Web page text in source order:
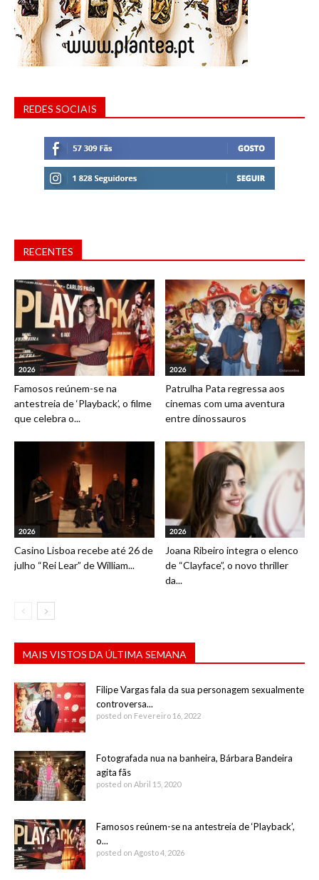
REDES SOCIAIS
RECENTES
2026
Famosos reúnem-se na
antestreia de ‘Playback’, o filme
que celebra o...
2026
Patrulha Pata regressa aos
cinemas com uma aventura
entre dinossauros
2026
Casino Lisboa recebe até 26 de
julho “Rei Lear” de William...
2026
Joana Ribeiro integra o elenco
de “Clayface”, o novo thriller
da...
MAIS VISTOS DA ÚLTIMA SEMANA
Filipe Vargas fala da sua personagem sexualmente
controversa...
posted on Fevereiro 16, 2022
Fotografada nua na banheira, Bárbara Bandeira
agita fãs
posted on Abril 15, 2020
Famosos reúnem-se na antestreia de ‘Playback’,
o...
posted on Agosto 4, 2026